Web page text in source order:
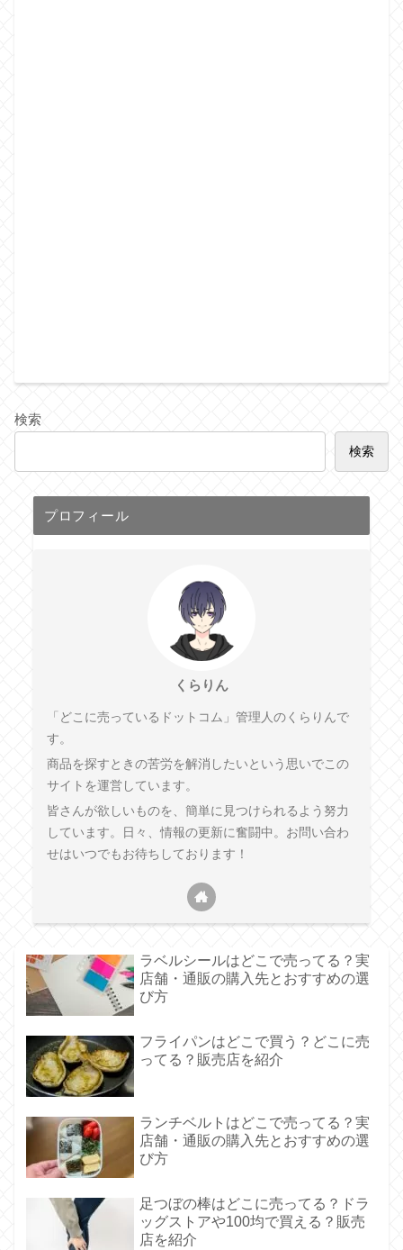
検索
検索
プロフィール
くらりん
「どこに売っているドットコム」管理人のくらりんで
す。
商品を探すときの苦労を解消したいという思いでこの
サイトを運営しています。
皆さんが欲しいものを、簡単に見つけられるよう努力
しています。日々、情報の更新に奮闘中。お問い合わ
せはいつでもお待ちしております！
ラベルシールはどこで売ってる？実
店舗・通販の購入先とおすすめの選
び方
フライパンはどこで買う？どこに売
ってる？販売店を紹介
ランチベルトはどこで売ってる？実
店舗・通販の購入先とおすすめの選
び方
足つぼの棒はどこに売ってる？ドラ
ッグストアや100均で買える？販売
店を紹介